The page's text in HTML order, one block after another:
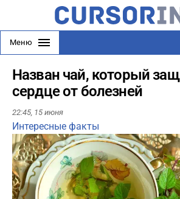
Меню
Назван чай, который
сердце от болезней
22:45, 15 июня
Интересные факты